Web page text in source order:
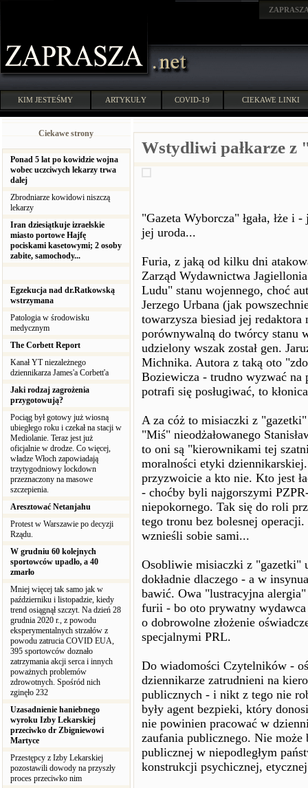
KIM JESTEŚMY ARTYKUŁY COVID-19 CIEKAWE LINKI
Ciekawe strony
Ponad 5 lat po kowidzie wojna
wobec uczciwych lekarzy trwa
dalej
Zbrodniarze kowidowi niszczą
lekarzy
Iran dziesiątkuje izraelskie
miasto portowe Hajfę
pociskami kasetowymi; 2 osoby
zabite, samochody...
Egzekucja nad dr.Ratkowską
wstrzymana
Patologia w środowisku
medycznym
The Corbett Report
Kanał YT niezależnego
dziennikarza James'a Corbett'a
Jaki rodzaj zagrożenia
przygotowują?
Pociąg był gotowy już wiosną
ubiegłego roku i czekał na stacji w
Mediolanie. Teraz jest już
oficjalnie w drodze. Co więcej,
władze Włoch zapowiadają
trzytygodniowy lockdown
przeznaczony na masowe
szczepienia.
Aresztować Netanjahu
Protest w Warszawie po decyzji
Rządu.
W grudniu 60 kolejnych
sportowców upadło, a 40
zmarło
Mniej więcej tak samo jak w
październiku i listopadzie, kiedy
trend osiągnął szczyt. Na dzień 28
grudnia 2020 r., z powodu
eksperymentalnych strzałów z
powodu zatrucia COVID EUA,
395 sportowców doznało
zatrzymania akcji serca i innych
poważnych problemów
zdrowotnych. Spośród nich
zginęło 232
Uzasadnienie haniebnego
wyroku Izby Lekarskiej
przeciwko dr Zbigniewowi
Martyce
Przestępcy z Izby Lekarskiej
pozostawili dowody na przyszły
proces przeciwko nim
Wstydliwi pałkarze
"Gazeta Wyborcza" łgała, łże i
jej uroda...
Furia, z jaką od kilku dni
Zarząd Wydawnictwa
Ludu" stanu wojennego, choć
Jerzego Urbana (jak
towarzysza biesiad jej
porównywalną do twórcy stanu
udzielony wszak został gen.
Michnika. Autora z taką oto
Boziewicza - trudno wyzwać na
potrafi się posługiwać, to
A za cóż to misiaczki z
"Miś" nieodżałowanego
to oni są "kierownikami tej
moralności etyki
przyzwoicie a kto nie. Kto jest
- choćby byli najgorszymi
niepokornego. Tak się do roli
tego tronu bez bolesnej
wznieśli sobie sami...
Osobliwie misiaczki z "gazetki"
dokładnie dlaczego - a w
bawić. Owa "lustracyjna alergia"
furii - bo oto prywatny wydawca
o dobrowolne złożenie
specjalnymi PRL.
Do wiadomości Czytelników -
dziennikarze zatrudnieni na
publicznych - i nikt z tego nie
były agent bezpieki, który
nie powinien pracować w
zaufania publicznego. Nie może
publicznej w niepodległym
konstrukcji psychicznej,